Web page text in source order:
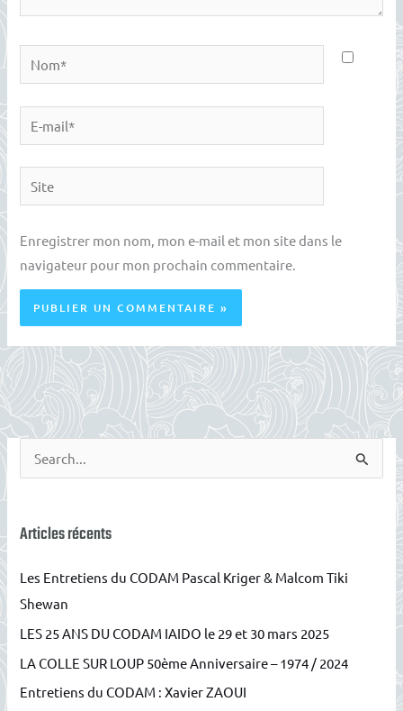
Nom*
mail*
Site
Enregistrer mon nom, mon e-mail et mon site dans le
navigateur pour mon prochain commentaire.
e
h
r
c
h
e
r
Articles récents
Les Entretiens du CODAM Pascal Kriger & Malcom Tiki
Shewan
LES 25 ANS DU CODAM IAIDO le 29 et 30 mars 2025
LA COLLE SUR LOUP 50ème Anniversaire – 1974 / 2024
Entretiens du CODAM : Xavier ZAOUI